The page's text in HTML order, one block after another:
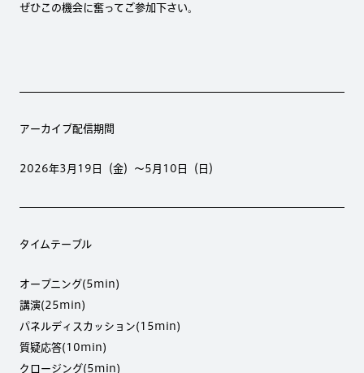
ぜひこの機会に奮ってご参加下さい。
アーカイブ配信期間
2026年3月19日（金）〜5月10日（日）
タイムテーブル
オープニング(5min)
講演(25min)
パネルディスカッション(15min)
質疑応答(10min)
クロージング(5min)